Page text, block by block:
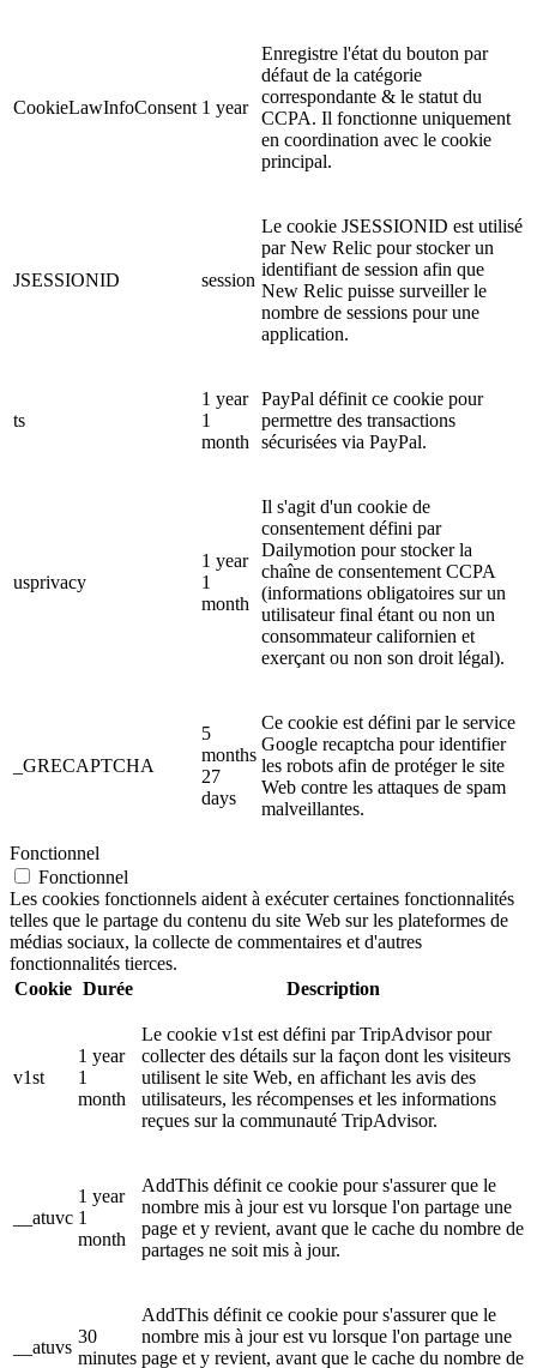
CookieLawInfoConsent 1 year
Enregistre l'état du bouton par
défaut de la catégorie
correspondante & le statut du
CCPA. Il fonctionne uniquement
en coordination avec le cookie
principal.
JSESSIONID session
Le cookie JSESSIONID est utilisé
par New Relic pour stocker un
identifiant de session afin que
New Relic puisse surveiller le
nombre de sessions pour une
application.
ts
1 year
1
month
PayPal définit ce cookie pour
permettre des transactions
sécurisées via PayPal.
usprivacy
1 year
1
month
Il s'agit d'un cookie de
consentement défini par
Dailymotion pour stocker la
chaîne de consentement CCPA
(informations obligatoires sur un
utilisateur final étant ou non un
consommateur californien et
exerçant ou non son droit légal).
_GRECAPTCHA
5
months
27
days
Ce cookie est défini par le service
Google recaptcha pour identifier
les robots afin de protéger le site
Web contre les attaques de spam
malveillantes.
Fonctionnel
Fonctionnel
Les cookies fonctionnels aident à exécuter certaines fonctionnalités
telles que le partage du contenu du site Web sur les plateformes de
médias sociaux, la collecte de commentaires et d'autres
fonctionnalités tierces.
Cookie Durée Description
v1st
1 year
1
month
Le cookie v1st est défini par TripAdvisor pour
collecter des détails sur la façon dont les visiteurs
utilisent le site Web, en affichant les avis des
utilisateurs, les récompenses et les informations
reçues sur la communauté TripAdvisor.
__atuvc
1 year
1
month
AddThis définit ce cookie pour s'assurer que le
nombre mis à jour est vu lorsque l'on partage une
page et y revient, avant que le cache du nombre de
partages ne soit mis à jour.
__atuvs
30
minutes
AddThis définit ce cookie pour s'assurer que le
nombre mis à jour est vu lorsque l'on partage une
page et y revient, avant que le cache du nombre de